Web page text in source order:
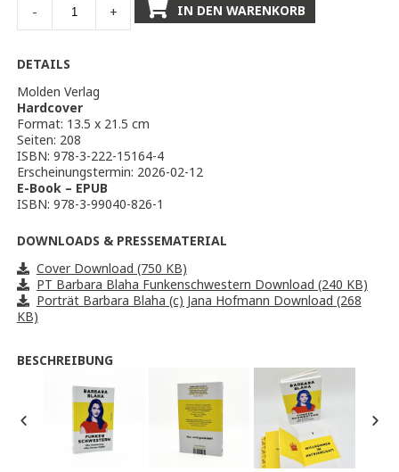
- + IN DEN WARENKORB
DETAILS
Molden Verlag
Hardcover
Format: 13.5 x 21.5 cm
Seiten: 208
ISBN: 978-3-222-15164-4
Erscheinungstermin: 2026-02-12
E-Book – EPUB
ISBN: 978-3-99040-826-1
DOWNLOADS & PRESSEMATERIAL
Cover Download (750 KB)
PT Barbara Blaha Funkenschwestern Download (240 KB)
Porträt Barbara Blaha (c) Jana Hofmann Download (268
KB)
BESCHREIBUNG